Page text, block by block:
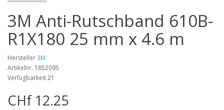
3M Anti-Rutschband 610B-
R1X180 25 mm x 4.6 m
Hersteller3M
Artikelnr. 1852095
Verfügbarkeit 21
CHf 12.25